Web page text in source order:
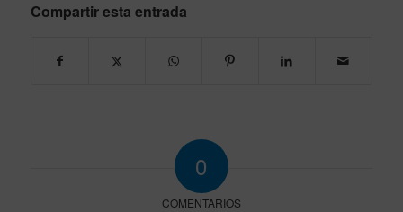
Compartir esta entrada
0
COMENTARIOS